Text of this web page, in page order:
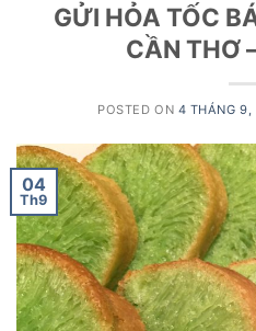
GỬI HỎA TỐC
CẦN THƠ
POSTED ON 4 THÁNG
04
Th9